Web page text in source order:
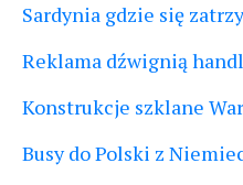
Sardynia gdzie się
Reklama dźwignią
Konstrukcje szklane
Busy do Polski z